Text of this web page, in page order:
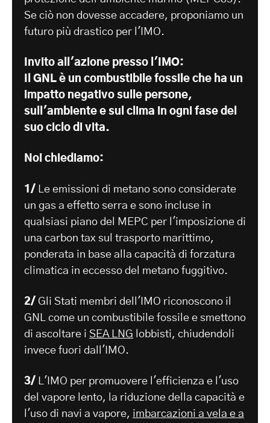
Se ciò non dovesse accadere, proponiamo un
futuro più drastico per l'IMO.
Invito all'azione presso l'IMO:
Il GNL è un combustibile fossile che ha un
impatto negativo sulle persone,
sull'ambiente e sul clima in ogni fase del
suo ciclo di vita.
Noi chiediamo:
1/ Le emissioni di metano sono considerate
un gas a effetto serra e sono incluse in
qualsiasi piano del MEPC per l'imposizione di
una carbon tax sul trasporto marittimo,
ponderata in base alla capacità di forzatura
climatica in eccesso del metano fuggitivo.
2/ Gli Stati membri dell'IMO riconoscono il
GNL come un combustibile fossile e smettono
di ascoltare i SEA LNG lobbisti, chiudendoli
invece fuori dall'IMO.
3/ L'IMO per promuovere l'efficienza e l'uso
del vapore lento, la riduzione della capacità e
l'uso di navi a vapore, imbarcazioni a vela e a